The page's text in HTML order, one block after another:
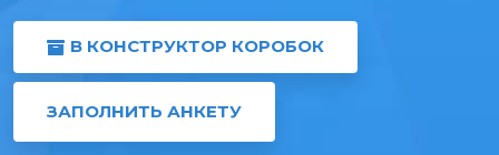
В КОНСТРУКТОР КОРОБОК
ЗАПОЛНИТЬ АНКЕТУ